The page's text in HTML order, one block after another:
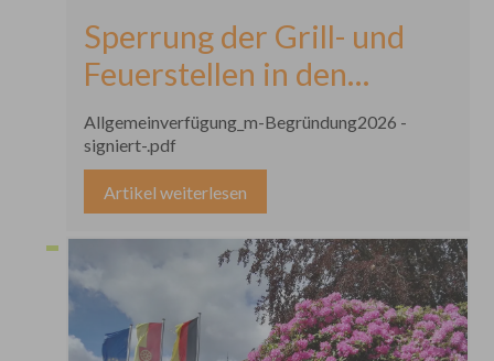
Sperrung der Grill- und
Feuerstellen in den
Wäldern des Ortenaukreis
Allgemeinverfügung_m-Begründung2026 -
signiert-.pdf
Artikel weiterlesen